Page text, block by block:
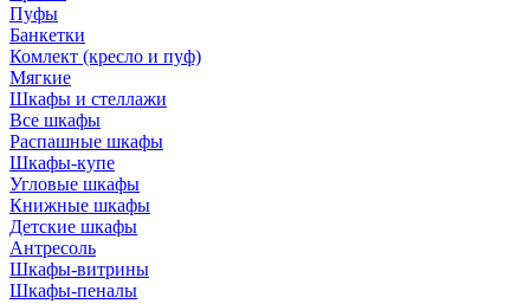
Пуфы
Банкетки
Комлект (кресло и пуф)
Мягкие
Шкафы и стеллажи
Все шкафы
Распашные шкафы
Шкафы-купе
Угловые шкафы
Книжные шкафы
Детские шкафы
Антресоль
Шкафы-витрины
Шкафы-пеналы